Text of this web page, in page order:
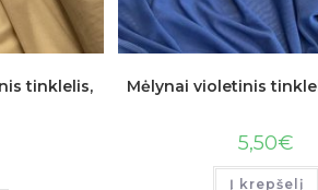
tinklelis,
Mėlynai violetinis
5,50€
Į krepšelį